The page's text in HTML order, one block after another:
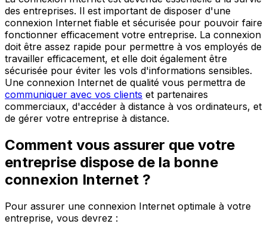
des entreprises. Il est important de disposer d'une
connexion Internet fiable et sécurisée pour pouvoir faire
fonctionner efficacement votre entreprise. La connexion
doit être assez rapide pour permettre à vos employés de
travailler efficacement, et elle doit également être
sécurisée pour éviter les vols d'informations sensibles.
Une connexion Internet de qualité vous permettra de
communiquer avec vos clients et partenaires
commerciaux, d'accéder à distance à vos ordinateurs, et
de gérer votre entreprise à distance.
Comment vous assurer que votre
entreprise dispose de la bonne
connexion Internet ?
Pour assurer une connexion Internet optimale à votre
entreprise, vous devrez :